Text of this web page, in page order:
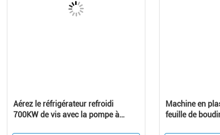
Aérez le réfrigérateur refroidi
700KW de vis avec la pompe à
Machine en
feuille de